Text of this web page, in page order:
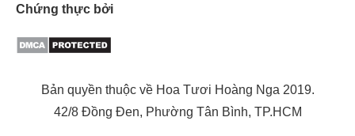
Chứng thực bởi
Bản quyền thuộc về Hoa Tươi Hoàng Nga 2019.
42/8 Đồng Đen, Phường Tân Bình, TP.HCM